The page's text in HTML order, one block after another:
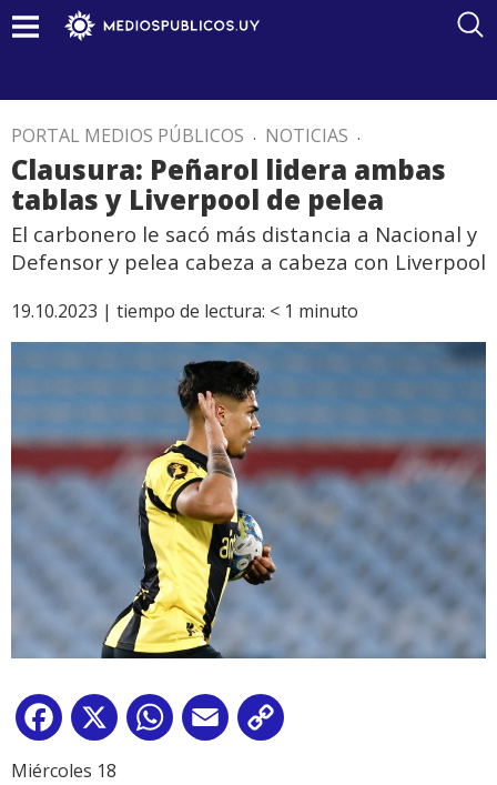
PORTAL MEDIOS PÚBLICOS . NOTICIAS .
Clausura: Peñarol lidera ambas
tablas y Liverpool de pelea
El carbonero le sacó más distancia a Nacional y
Defensor y pelea cabeza a cabeza con Liverpool
19.10.2023 | tiempo de lectura: < 1 minuto
Facebook
X WhatsApp
Email
Miércoles 18